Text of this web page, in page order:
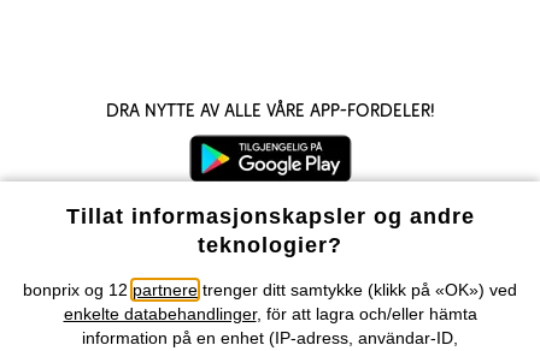
Dra nytte av alle våre app-fordeler!
Våre betalingsalternativer
Vår service
Tillat informasjonskapsler og andre
teknologier?
bonprix og 12 partnere trenger ditt samtykke (klikk på «OK») ved
enkelte databehandlinger, för att lagra och/eller hämta
information på en enhet (IP-adress, användar-ID,